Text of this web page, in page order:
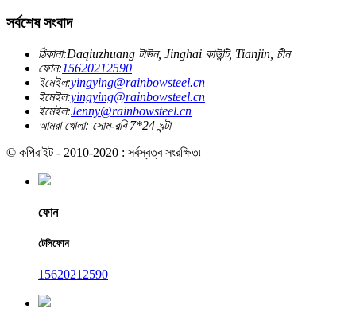
সর্বশেষ সংবাদ
ঠিকানা:Daqiuzhuang টাউন, Jinghai কাউন্টি, Tianjin, চীন
ফোন:15620212590
ইমেইল:yingying@rainbowsteel.cn
ইমেইল:yingying@rainbowsteel.cn
ইমেইল:Jenny@rainbowsteel.cn
আমরা খোলা: সোম-রবি 7*24 ঘন্টা
© কপিরাইট - 2010-2020 : সর্বস্বত্ব সংরক্ষিত৷
ফোন
টেলিফোন
15620212590